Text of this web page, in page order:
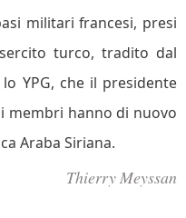
militari francesi, presi
turco, tradito dal
YPG, che il presidente
membri hanno di nuovo
Araba Siriana.
Thierry Meyssan